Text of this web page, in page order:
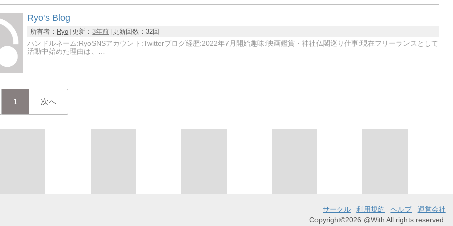
Ryo's Blog
所有者： Ryo 更新： 3年前 更新回数：32回
ハンドルネーム:RyoSNSアカウント:Twitterブログ経歴:2022年7月開始趣味:映画鑑賞・神社仏閣巡り仕事:現在フリーランスとして
活動中始めた理由は、…
1 次へ
サークル 利用規約 ヘルプ
運営会社
Copyright©2026 @With All rights reserved.